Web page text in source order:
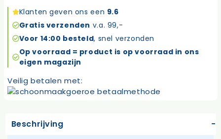
herfst
geel
aantal
Klanten geven ons een 9.6
Gratis verzenden v.a. 99,-
Voor 14:00 besteld, snel verzonden
Op voorraad = product is op voorraad in ons
eigen magazijn
Veilig betalen met:
Beschrijving